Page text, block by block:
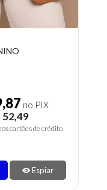
TRICOT
no PIX
24,49
cartões de crédito
Espiar